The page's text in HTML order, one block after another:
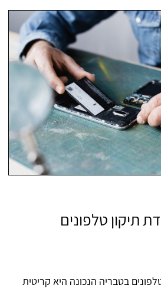
תיקון טלפונים
בטבריה הנכונה היא קריטית